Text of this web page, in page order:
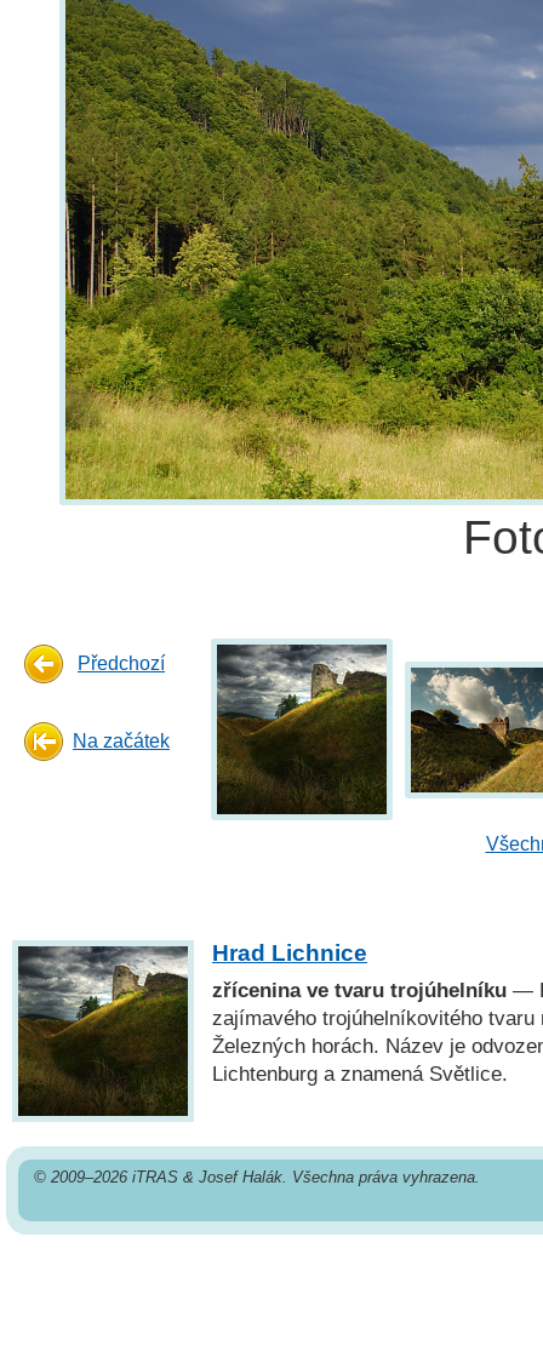
Předchozí
Na začátek
Hrad Lichnice
zřícenina ve tvaru trojúhelníku —
zajímavého trojúhelníkovitého
Železných horách. Název je
Lichtenburg a znamená Světlice.
© 2009–2026 iTRAS & Josef Halák. Všechna práva vyhrazena.